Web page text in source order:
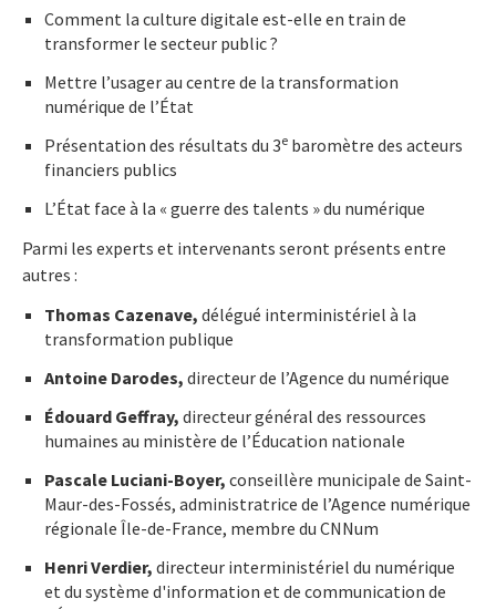
Comment la culture digitale est-elle en train de
transformer le secteur public ?
Mettre l’usager au centre de la transformation
numérique de l’État
Présentation des résultats du 3e baromètre des acteurs
financiers publics
L’État face à la « guerre des talents » du numérique
Parmi les experts et intervenants seront présents entre
autres :
Thomas Cazenave, délégué interministériel à la
transformation publique
Antoine Darodes, directeur de l’Agence du numérique
Édouard Geffray, directeur général des ressources
humaines au ministère de l’Éducation nationale
Pascale Luciani-Boyer, conseillère municipale de Saint-
Maur-des-Fossés, administratrice de l’Agence numérique
régionale Île-de-France, membre du CNNum
Henri Verdier, directeur interministériel du numérique
et du système d'information et de communication de